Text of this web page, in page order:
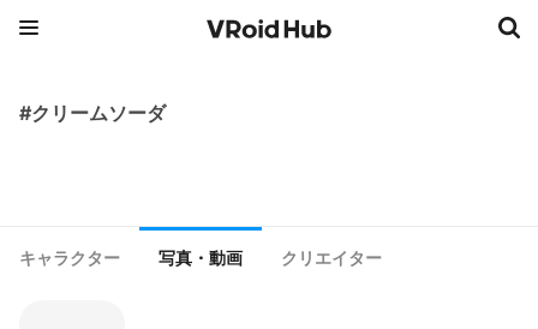
#クリームソーダ
キャラクター 写真・動画 クリエイター